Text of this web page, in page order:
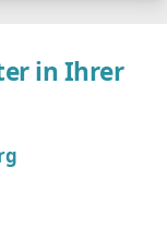
in Ihrer